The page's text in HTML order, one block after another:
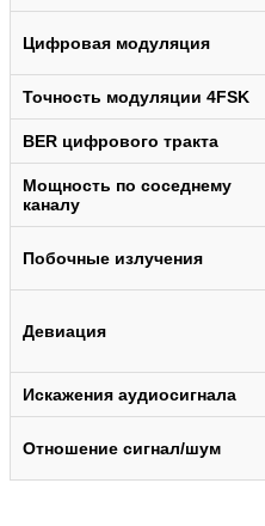
Цифровая модуляция
Точность модуляции 4FSK
BER цифрового тракта
Мощность по соседнему
каналу
Побочные излучения
Девиация
Искажения аудиосигнала
Отношение сигнал/шум